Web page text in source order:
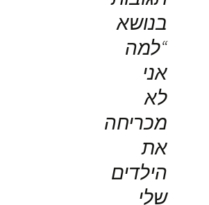
בנושא
“למה
אני
לא
מכריחה
את
הילדים
שלי